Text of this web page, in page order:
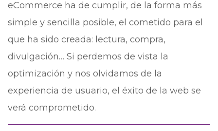
eCommerce ha de cumplir, de la forma más
simple y sencilla posible, el cometido para el
que ha sido creada: lectura, compra,
divulgación… Si perdemos de vista la
optimización y nos olvidamos de la
experiencia de usuario, el éxito de la web se
verá comprometido.